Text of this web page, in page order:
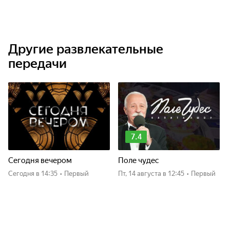
Другие развлекательные
передачи
Сегодня вечером
Сегодня в 14:35 • Первый
7.4
Поле чудес
пт, 14 августа в 12:45 • Первый